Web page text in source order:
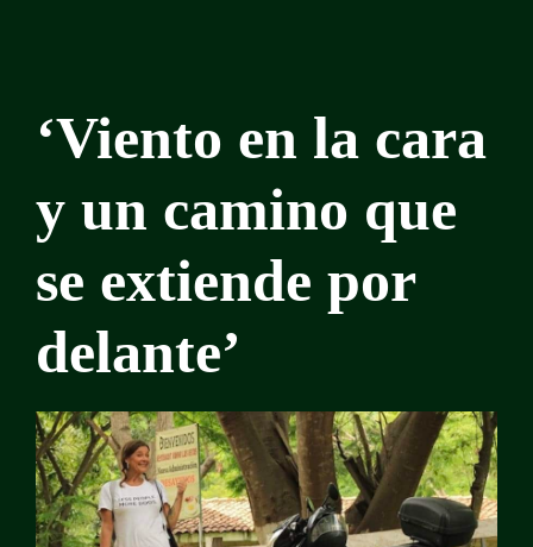
‘Viento en la cara
y un camino que
se extiende por
delante’